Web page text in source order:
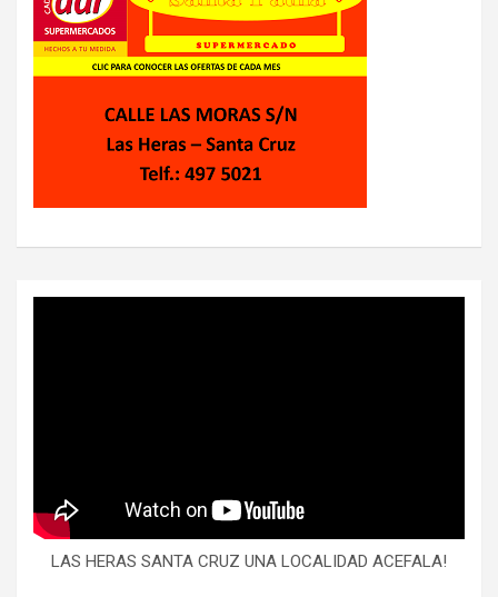
LAS HERAS SANTA CRUZ UNA LOCALIDAD ACEFALA!